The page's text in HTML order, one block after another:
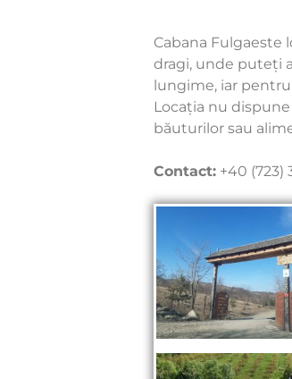
Cabana Fulgaeste
dragi, unde puteți
lungime, iar
Locația nu
băuturilor sau
Contact: +40 (723)